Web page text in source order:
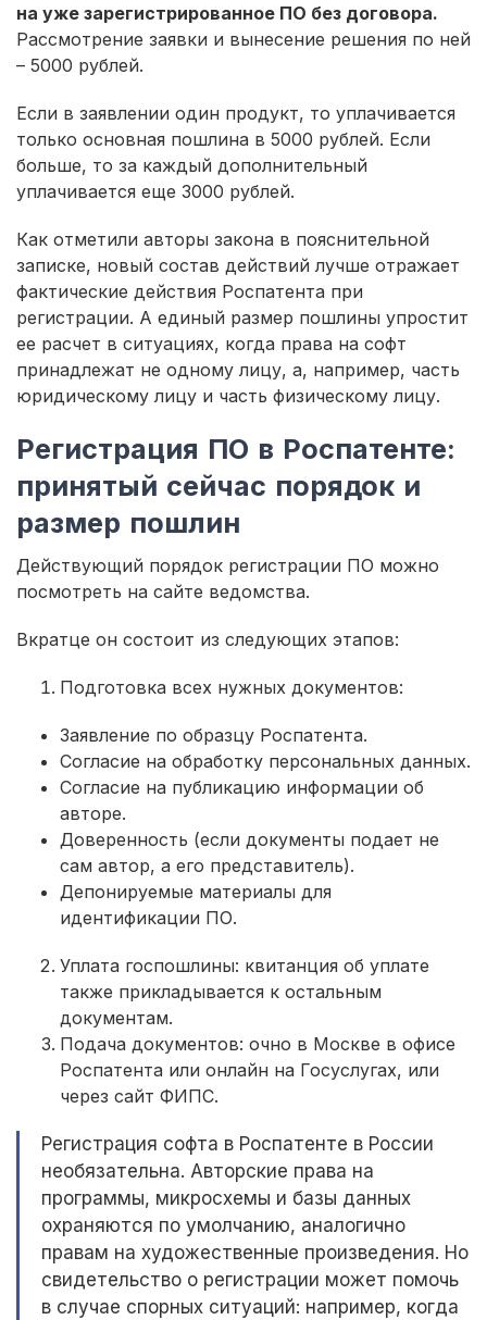
на уже зарегистрированное ПО без договора.
Рассмотрение заявки и вынесение решения по ней
– 5000 рублей.
Если в заявлении один продукт, то уплачивается
только основная пошлина в 5000 рублей. Если
больше, то за каждый дополнительный
уплачивается еще 3000 рублей.
Как отметили авторы закона в пояснительной
записке, новый состав действий лучше отражает
фактические действия Роспатента при
регистрации. А единый размер пошлины упростит
ее расчет в ситуациях, когда права на софт
принадлежат не одному лицу, а, например, часть
юридическому лицу и часть физическому лицу.
Регистрация ПО в Роспатенте:
принятый сейчас порядок и
размер пошлин
Действующий порядок регистрации ПО можно
посмотреть на сайте ведомства.
Вкратце он состоит из следующих этапов:
Подготовка всех нужных документов:
Заявление по образцу Роспатента.
Согласие на обработку персональных данных.
Согласие на публикацию информации об
авторе.
Доверенность (если документы подает не
сам автор, а его представитель).
Депонируемые материалы для
идентификации ПО.
Уплата госпошлины: квитанция об уплате
также прикладывается к остальным
документам.
Подача документов: очно в Москве в офисе
Роспатента или онлайн на Госуслугах, или
через сайт ФИПС.
Регистрация софта в Роспатенте в России
необязательна. Авторские права на
программы, микросхемы и базы данных
охраняются по умолчанию, аналогично
правам на художественные произведения. Но
свидетельство о регистрации может помочь
в случае спорных ситуаций: например, когда